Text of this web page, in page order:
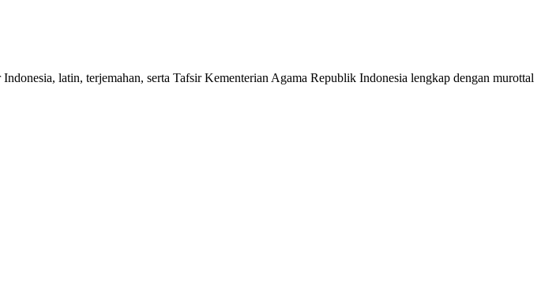
latin, terjemahan, serta Tafsir Kementerian Agama Republik Indonesia lengkap dengan murottal